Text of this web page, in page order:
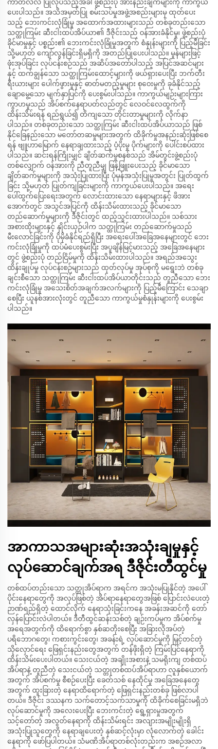
ကာတလဲလဲ ပြုလုပ်သည့်အခါ ဖွဲ့စည်းပုံ အားနည်းချက်များကို ကာကွယ်
ပေးပါသည်။ အသိအမှတ်ပြု စမ်းသပ်မှုအဖွဲ့အစည်းများမှ ထုတ်ပေး
သည့် ဘေးကင်းလုံခြုံမှု အထောက်အထားများသည် တစ်ခုတည်းသော
သတ္ထုကြမ်း ဆီးငါးထပ်အိပ်ယာ၏ ဒီဇိုင်းသည် ဝန်အားခံနိုင်မှု၊ ဖွဲ့စည်းပုံ
ခိုင်မာမှုနှင့် ပစ္စည်း၏ ဘေးကင်းလုံခြုံမှုအတွက် စံနှုန်းများကို ပြည့်မီခြင်း
သို့မဟုတ် ကျော်လွန်ခြင်းရှိမရှိကို အတည်ပြုပေးပါသည်။ မှုန်များဖြင့်
ဖုံးအုပ်ခြင်း လုပ်ငန်းစဉ်သည် အဆိပ်အတော်ပါသည့် အပြင်အဆင်များ
နှင့် ထက်ချွန်သော သတ္ထုကြမ်းထောင့်များကို ဖယ်ရှားပေးပြီး ဘက်တီး
ရီးယားများ ပေါက်ဖွားမှုနှင့် ဓာတ်မတည့်မှုများ စုဝေးမှုကို ခုခံနိုင်သည့်
ချောမွေ့သော မျက်နှာပြင်ကို ပေးစွမ်းပါသည်။ ကာကွယ်မျဉ်းများကြား
ကွာဟမှုသည် အိပ်စက်နေရာပတ်လည်တွင် လေဝင်လေထွက်ကို
ထိန်းသိမ်းရန် ရည်ရွယ်၍ တိကျသော တိုင်းတာမှုများကို လိုက်နာ
ပါသည်။ တစ်ခုတည်းသော သတ္ထုကြမ်း ဆီးငါးထပ်အိပ်ယာသည် ဖြစ်
နိုင်ခြေနည်းသော မတော်တဆမှုများအတွက် ထိခိုက်မှုအနည်းဆုံးဖြစ်စေ
ရန် ဗျူဟာမြောက် နေရာချထားသည့် ပံ့ပိုးမှု ပိုက်များကို ပေါင်းစပ်ထား
ပါသည်။ ဆင်းရန်ကြိုးမျှင် ချိတ်ဆက်မှုစနစ်သည် အိမ်တွင်းဖွဲ့စည်းပုံ
တစ်လျှောက် ဝန်အားကို ညီတူညီမျှ ဖြန့်ဖြူးပေးသည့် ခိုင်မာသော
ချိတ်ဆက်မှုများကို အသုံးပြုထားပြီး ပုံမှန်အသုံးပြုမှုအတွင်း ပြုတ်ထွက်
ခြင်း သို့မဟုတ် ပြုတ်ကျခြင်းများကို ကာကွယ်ပေးပါသည်။ အရေး
ပေါ်ထွက်ပြေးရေးအတွက် လောင်းထားသော နေရာများနှင့် ဖိအား
အောက်တွင် အသွင်အပြင်ကို ထိန်းသိမ်းထားသည့် ခိုင်မာသော
တည်ဆောက်မှုများကို ဒီဇိုင်းတွင် ထည့်သွင်းထားပါသည်။ သစ်သား
အစားထိုးများနှင့် နှိုင်းယှဉ်ပါက သတ္ထုကြမ်း တည်ဆောက်မှုသည်
မီးလောင်ခြင်းကို ပိုမိုခံနိုင်ရည်ရှိပြီး အရေးပေါ်အခြေအနေများတွင် ဘေး
ကင်းလုံခြုံမှုကို ထပ်မံပေးစွမ်းပြီး အပူချိန်မြင့်မားသည့် အခြေအနေများ
တွင် ဖွဲ့စည်းပုံ တည်ငြိမ်မှုကို ထိန်းသိမ်းထားပါသည်။ အရည်အသွေး
ထိန်းချုပ်မှု လုပ်ငန်းစဉ်များသည် ထုတ်လုပ်မှု အုပ်စုကို မရွေးဘဲ တစ်ခု
ချင်းစီသော သတ္ထုကြမ်း ဆီးငါးထပ်အိပ်ယာတိုင်းသည် တူညီသော ဘေး
ကင်းလုံခြုံမှု အသေးစိတ်အချက်အလက်များကို ပြည့်မီကြောင်း သေချာ
စေပြီး ယူနစ်အားလုံးတွင် တူညီသော ကာကွယ်မှုစံနှုန်းများကို ပေးစွမ်း
ပါသည်။
အာကာသအများဆုံးအသုံးချမှုနှင့်
လုပ်ဆောင်ချက်အရ ဒီဇိုင်းတီထွင်မှု
တစ်ထပ်တည်းသော သတ္တုအိပ်ရာက အရင်က အသုံးမပြုနိုင်တဲ့ အပေါ်
ပိုင်းနေရာတွေကို အလုပ်ဖြစ်တဲ့ အိပ်ရာနေရာတွေအဖြစ် ပြောင်းလဲပေးတဲ့
ဉာဏ်ရည်ရှိတဲ့ ထောင်လိုက် နေရာသုံးခြင်းကနေ အခန်းအဆင်ကို တော်
လှန်ပြောင်းလဲပါတယ်။ ဒီတီထွင်ဆန်းသစ်တဲ့ ချဉ်းကပ်မှုက အိပ်စက်မှု
အရေအတွက်ကို ထိရောက်စွာ နှစ်ဆတိုးစေပြီး အခြားလိုအပ်တဲ့
ပရိဘောဂတွေ၊ ကစားကွင်းတွေ၊ အခန်းရဲ့ လုပ်ဆောင်မှုကို မြှင့်တင်တဲ့
သိုလှောင်ရေး ဖြေရှင်းနည်းတွေအတွက် တန်ဖိုးရှိတဲ့ ကြမ်းပြင်နေရာကို
ထိန်းသိမ်းပေးပါတယ်။ သေးငယ်တဲ့ အချိုးအစားနဲ့ သမရိုးကျ တစ်ထပ်
အိပ်ရာနဲ့ တူညီတဲ့ သေးငယ်တဲ့ သတ္တုတစ်ထပ်အိပ်ရာဟာ လူနှစ်ယောက်
အတွက် အိပ်စက်မှု စီစဉ်ပေးပြီး ခေတ်သစ် နေထိုင်မှု အခြေအနေတွေ
အတွက် ထူးခြားတဲ့ နေရာထိရောက်တဲ့ ဖြေရှင်းနည်းတစ်ခု ဖြစ်လာပါ
တယ်။ ဒီဇိုင်း ဒဿနက သက်တောင့်သက်သာမှုကို ထိခိုက်စေခြင်းမရှိဘဲ
လုပ်ဆောင်မှုကို အလေးပေးပြီး ဘေးကင်းတဲ့ ရွေ့ရှားမှုအတွက်
သင့်တော်တဲ့ အလွတ်နေရာကို ထိန်းသိမ်းရင်း အလျားအမျိုးမျိုးရှိ
အသုံးပြုသူတွေကို နေရာချပေးတဲ့ နှစ်ဆင့်လုံးမှာ လုံလောက်တဲ့ ခေါင်း
နေရာကို ဖော်ပြပါတယ်။ သံမဏိအိပ်ရာတစ်လုံးတည်းက အစဉ်အလာ